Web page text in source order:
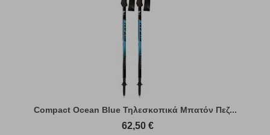
Compact Ocean Blue Τηλεσκοπικά Μπατόν Πεζ...
62,50 €